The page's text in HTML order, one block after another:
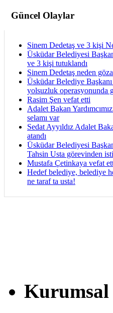
Güncel Olaylar
Sinem Dedetaş ve 3 kişi
Üsküdar Belediyesi
ve 3 kişi tutuklandı
Sinem Dedetaş neden
Üsküdar Belediye
yolsuzluk operasyonunda
Rasim Şen vefat etti
Adalet Bakan
selamı var
Sedat Ayyıldız Adalet
atandı
Üsküdar Belediyesi Başkan
Tahsin Usta görevinden
Mustafa Çetinkaya vefat
Hedef belediye, belediye
ne taraf ta usta!
Kurumsal